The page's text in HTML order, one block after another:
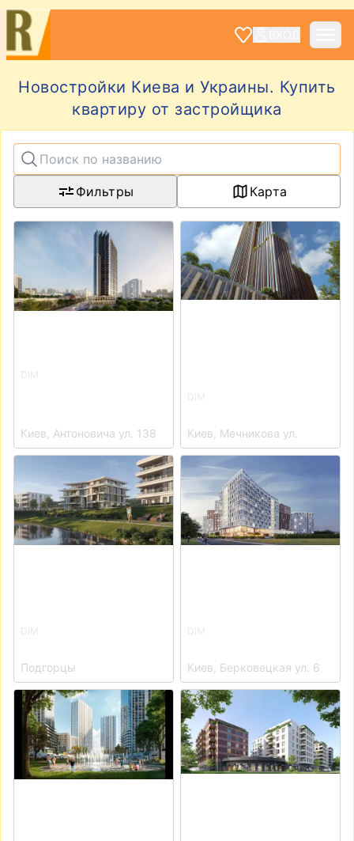
Новостройки Киева и Украины. Купить
квартиру от застройщика
Фильтры Карта
View details for ЖК А136 Highlight Tower
DIM
Киев, Антоновича ул. 138
View details for ЖК THE
DIM
Киев, Мечникова ул.
View details for ЖК Park Lake City
DIM
Подгорцы
View details for ЖК LUCKY
DIM
Киев, Берковецкая ул. 6
View details for ЖК МетрополисView details for ЖК MHouse